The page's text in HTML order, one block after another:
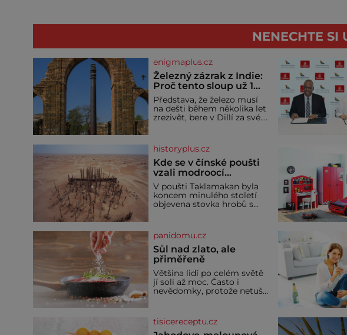
NENECHTE SI
enigmaplus.cz
Železný zázrak z Indie:
Proč tento sloup už 1
600 let nezná rez?
Představa, že železo musí
na dešti během několika let
zrezivět, bere v Dillí za své.
vysoký železný sloup, který
už přibližně 1 600 let
odolává počasí
historyplus.cz
Kde se v čínské poušti
vzali modroocí
blonďáci?
V poušti Taklamakan byla
koncem minulého století
objevena stovka hrobů s
byli pohřbeni s úctou a
četnými milodary. Asi
nejvíc přitom vědce zaujal
hrob tříměsíčního
chlapečka s modrou
filcovou čapkou, z níž se
draly blonďaté vlásky. Fakt,
že jsou těla dávných lidí
klimatickým podmínkám.
Sucho, prosolené písky a
panidomu.cz
Sůl nad zlato, ale
přiměřeně
Většina lidí po celém světě
jí soli až moc. Často i
nevědomky, protože netuší,
vyráběných potravinách,
dokonce i těch sladkých.
tisicereceptu.cz